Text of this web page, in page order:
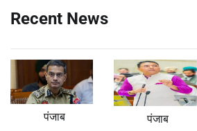
Recent News
पंजाब पंजाब